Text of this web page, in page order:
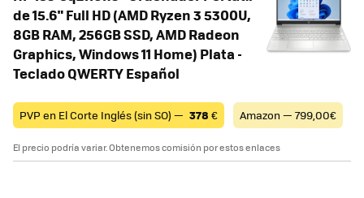
de 15.6" Full HD (AMD Ryzen 3 5300U,
8GB RAM, 256GB SSD, AMD Radeon
Graphics, Windows 11 Home) Plata -
Teclado QWERTY Español
PVP en El Corte Inglés (sin SO) — 378 € Amazon — 799,00€
El precio podría variar. Obtenemos comisión por estos enlaces